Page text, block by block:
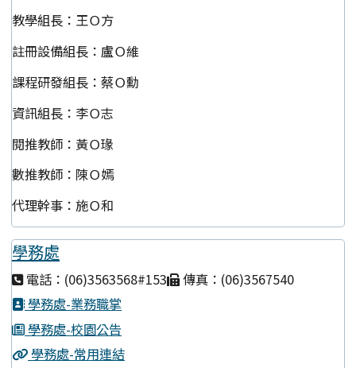
教學組長：王Ｏ方
註冊設備組長：盧Ｏ維
課程研發組長：蔡Ｏ勳
資訊組長：李Ｏ志
閱推教師：黃Ｏ瑑
數推教師：陳Ｏ嫣
代理幹事：施Ｏ和
學務處
電話：(06)3563568#153
傳真：(06)3567540
學務處-業務職掌
學務處-校園公告
學務處-常用連結